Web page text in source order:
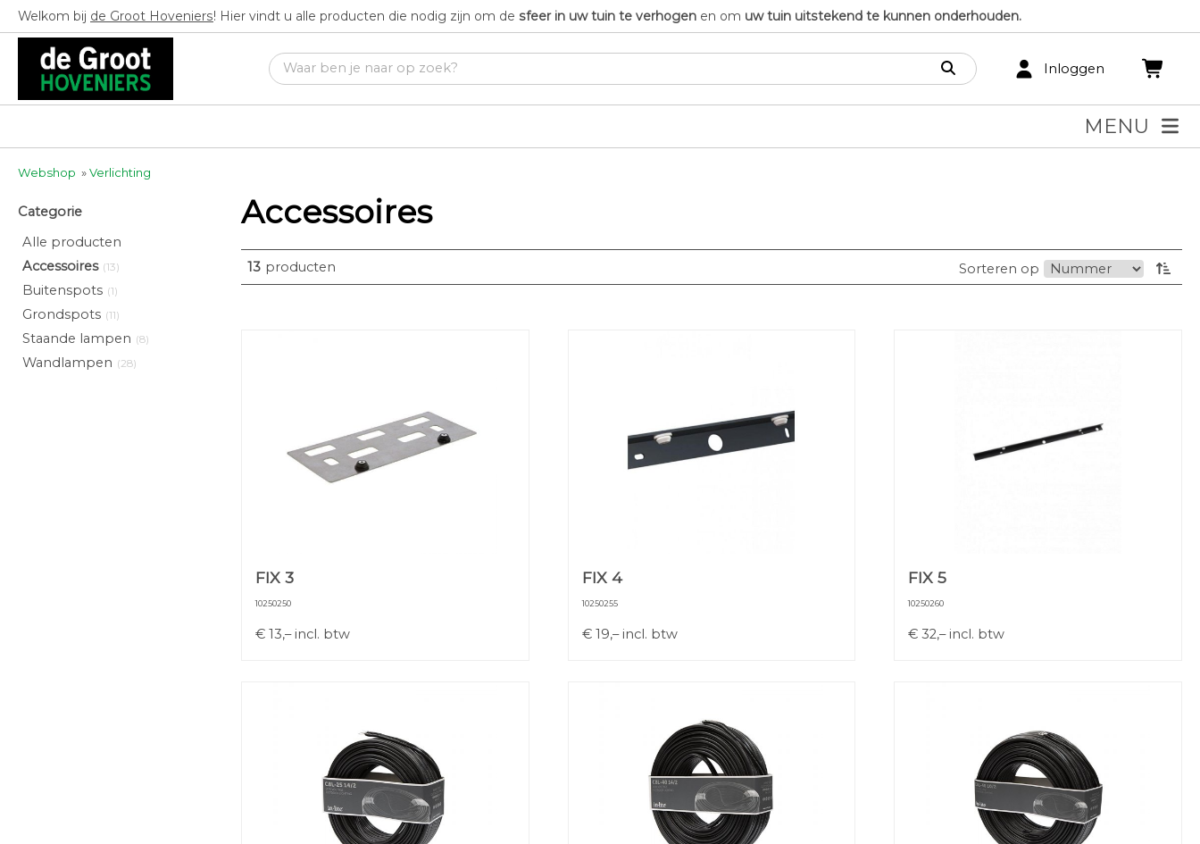
Welkom bij de Groot Hoveniers! Hier vindt u alle producten die nodig zijn om de sfeer in uw tuin te verhogen en om uw tuin uitstekend te kunnen onderhouden.
Inloggen
MENU
Webshop »Verlichting
Categorie
Alle producten
Accessoires (13)
Buitenspots (1)
Grondspots (11)
Staande lampen (8)
Wandlampen (28)
Accessoires
13 producten Sorteren op
FIX 3
10250250
€ 13,–incl. btw
FIX 4
10250255
€ 19,–incl. btw
FIX 5
10250260
€32,–incl. btw